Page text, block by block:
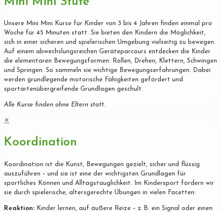
Unsere Mini Mini Kurse für Kinder von 3 bis 4 Jahren finden einmal pro
Woche für 45 Minuten statt. Sie bieten den Kindern die Möglichkeit,
sich in einer sicheren und spielerischen Umgebung vielseitig zu bewegen.
Auf einem abwechslungsreichen Geräteparcours entdecken die Kinder
die elementaren Bewegungsformen: Rollen, Drehen, Klettern, Schwingen
und Springen. So sammeln sie wichtige Bewegungserfahrungen. Dabei
werden grundlegende motorische Fähigkeiten gefördert und
sportartenübergreifende Grundlagen geschult.
Alle Kurse finden ohne Eltern statt.
✕
Koordination
Koordination ist die Kunst, Bewegungen gezielt, sicher und flüssig
auszuführen – und sie ist eine der wichtigsten Grundlagen für
sportliches Können und Alltagstauglichkeit. Im Kindersport fördern wir
sie durch spielerische, altersgerechte Übungen in vielen Facetten:
Reaktion: Kinder lernen, auf äußere Reize – z. B. ein Signal oder einen